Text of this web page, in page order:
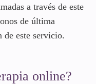
a través de este
de última
de este servicio.
online?